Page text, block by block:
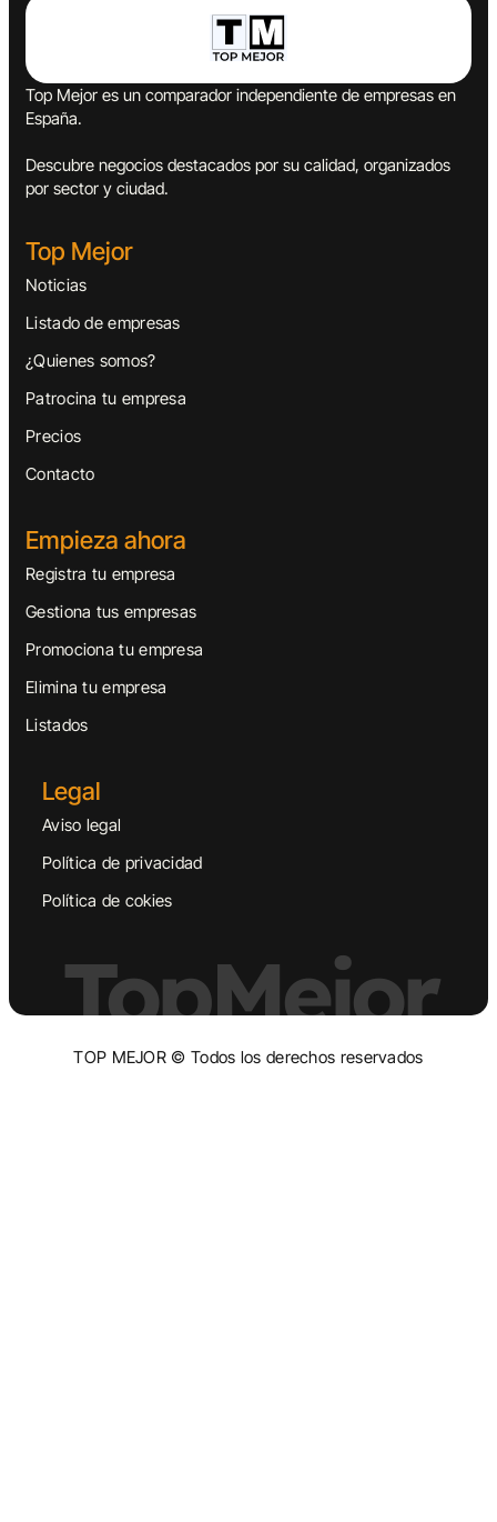
Top Mejor es un comparador independiente de empresas en
España.
Descubre negocios destacados por su calidad, organizados
por sector y ciudad.
Top Mejor
Noticias
Listado de empresas
¿Quienes somos?
Patrocina tu empresa
Precios
Contacto
Empieza ahora
Registra tu empresa
Gestiona tus empresas
Promociona tu empresa
Elimina tu empresa
Listados
Legal
Aviso legal
Política de privacidad
Política de cokies
TopMejor
TOP MEJOR © Todos los derechos reservados